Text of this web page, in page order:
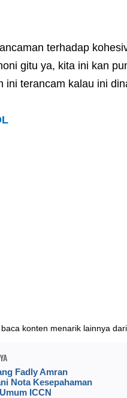
terhadap
gitu ya, kita ini kan
ini terancam kalau ini
konten menarik lainnya
Fadly Amran
Nota Kesepahaman
ICCN